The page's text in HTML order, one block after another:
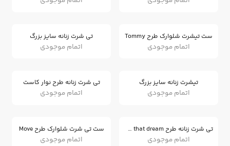
ست تیشرت شلوارک طرح Tommy
اتمام موجودی
تی شرت زنانه سایز بزرگ
اتمام موجودی
تیشرت زنانه سایز بزرگ
اتمام موجودی
تی شرت زنانه طرح نوار کاست
اتمام موجودی
تی شرت زنانه طرح Follow that dream
اتمام موجودی
ست تی شرت شلوارک طرح Move
اتمام موجودی